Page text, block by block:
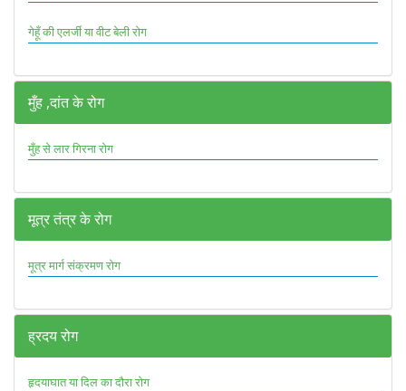
गेहूँ की एलर्जी या वीट बेली रोग
मुँह ,दांत के रोग
मुँह से लार गिरना रोग
मूत्र तंत्र के रोग
मूत्र मार्ग संक्रमण रोग
ह्रदय रोग
हृदयाघात या दिल का दौरा रोग